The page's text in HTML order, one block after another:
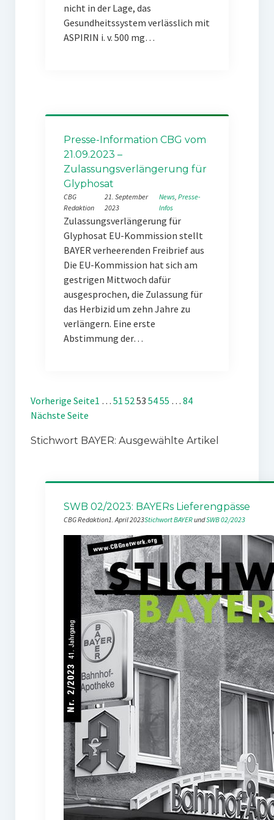
nicht in der Lage, das
Gesundheitssystem verlässlich mit
ASPIRIN i. v. 500 mg…
Presse-Information CBG vom
21.09.2023 –
Zulassungsverlängerung für
Glyphosat
CBG
Redaktion
21. September
2023
News, Presse-
Infos
Zulassungsverlängerung für
Glyphosat EU-Kommission stellt
BAYER verheerenden Freibrief aus
Die EU-Kommission hat sich am
gestrigen Mittwoch dafür
ausgesprochen, die Zulassung für
das Herbizid um zehn Jahre zu
verlängern. Eine erste
Abstimmung der…
Vorherige Seite1 … 51 5253 5455 … 84
Nächste Seite
Stichwort BAYER: Ausgewählte Artikel
SWB 02/2023: BAYERs Lieferengpässe
CBG Redaktion1. April 2023Stichwort BAYER und SWB 02/2023